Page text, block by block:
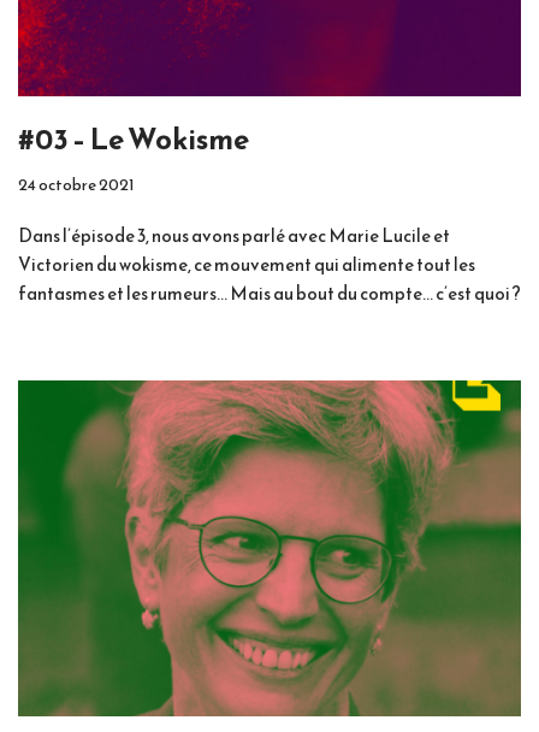
#03 – Le Wokisme
24 octobre 2021
Dans l’épisode 3, nous avons parlé avec Marie Lucile et
Victorien du wokisme, ce mouvement qui alimente tout les
fantasmes et les rumeurs… Mais au bout du compte… c’est quoi ?